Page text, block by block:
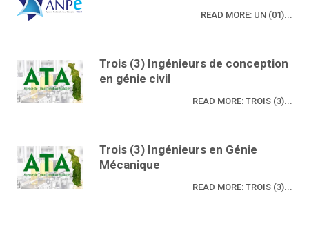
READ MORE: UN (01)...
Trois (3) Ingénieurs de conception
en génie civil
READ MORE: TROIS (3)...
Trois (3) Ingénieurs en Génie
Mécanique
READ MORE: TROIS (3)...